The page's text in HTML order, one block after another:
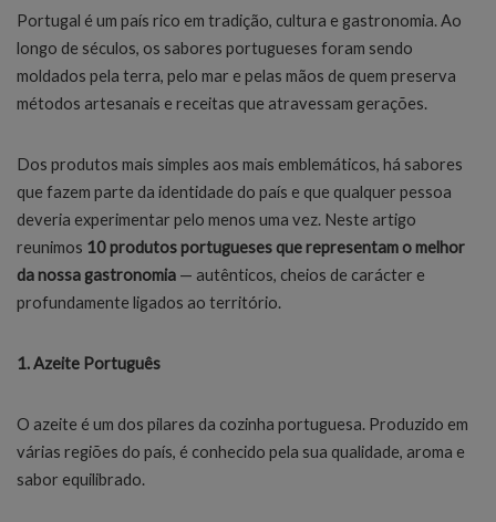
Portugal é um país rico em tradição, cultura e gastronomia. Ao
longo de séculos, os sabores portugueses foram sendo
moldados pela terra, pelo mar e pelas mãos de quem preserva
métodos artesanais e receitas que atravessam gerações.
Dos produtos mais simples aos mais emblemáticos, há sabores
que fazem parte da identidade do país e que qualquer pessoa
deveria experimentar pelo menos uma vez. Neste artigo
reunimos 10 produtos portugueses que representam o melhor
da nossa gastronomia — autênticos, cheios de carácter e
profundamente ligados ao território.
1. Azeite Português
O azeite é um dos pilares da cozinha portuguesa. Produzido em
várias regiões do país, é conhecido pela sua qualidade, aroma e
sabor equilibrado.